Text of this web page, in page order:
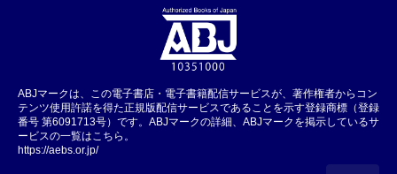
ABJマークは、この電子書店・電子書籍配信サービスが、著作権者からコン
テンツ使用許諾を得た正規版配信サービスであることを示す登録商標（登録
番号 第6091713号）です。ABJマークの詳細、ABJマークを掲示しているサ
ービスの一覧はこちら。
https://aebs.or.jp/